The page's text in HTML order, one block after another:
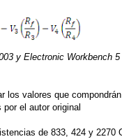
y Electronic Workbench 5
los valores que
el autor original
de 833, 424 y 2270